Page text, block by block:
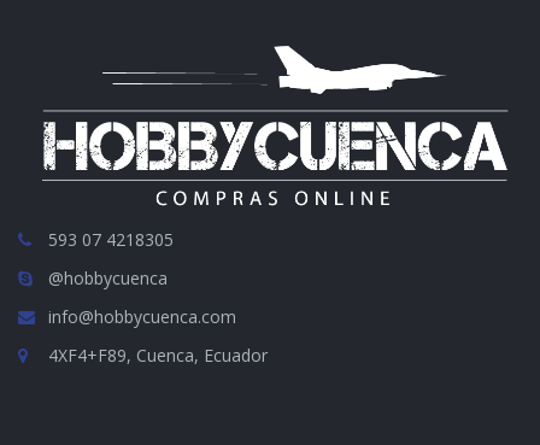
593 07 4218305
@hobbycuenca
info@hobbycuenca.com
4XF4+F89, Cuenca, Ecuador